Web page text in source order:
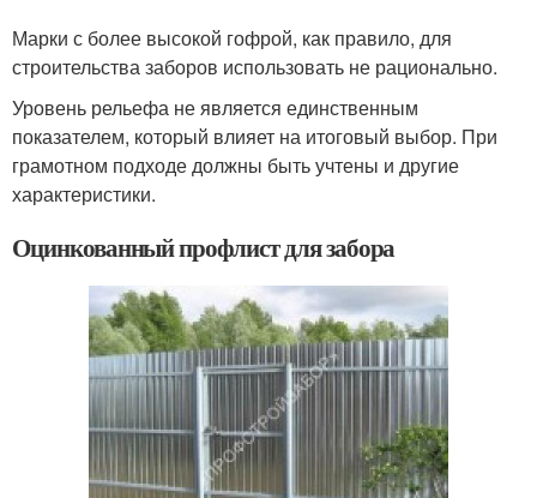
Марки с более высокой гофрой, как правило, для
строительства заборов использовать не рационально.
Уровень рельефа не является единственным
показателем, который влияет на итоговый выбор. При
грамотном подходе должны быть учтены и другие
характеристики.
Оцинкованный профлист для забора